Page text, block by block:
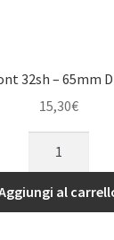
32sh – 65mm
15,30€
1/8
Front
al